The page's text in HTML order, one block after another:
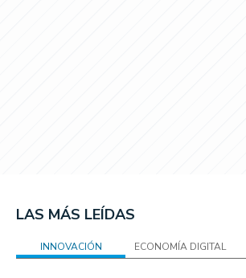
LAS MÁS LEÍDAS
INNOVACIÓN ECONOMÍA DIGITAL